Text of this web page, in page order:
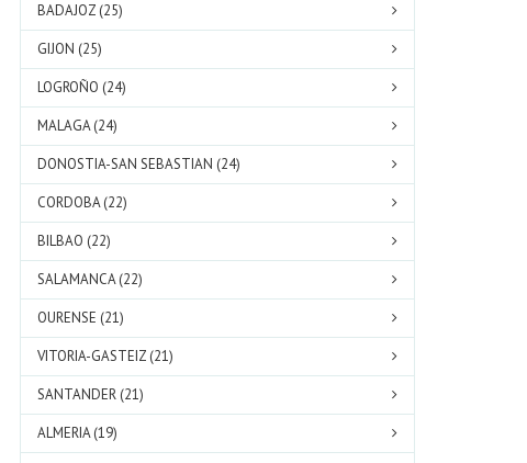
BADAJOZ (25)
GIJON (25)
LOGROÑO (24)
MALAGA (24)
DONOSTIA-SAN SEBASTIAN (24)
CORDOBA (22)
BILBAO (22)
SALAMANCA (22)
OURENSE (21)
VITORIA-GASTEIZ (21)
SANTANDER (21)
ALMERIA (19)